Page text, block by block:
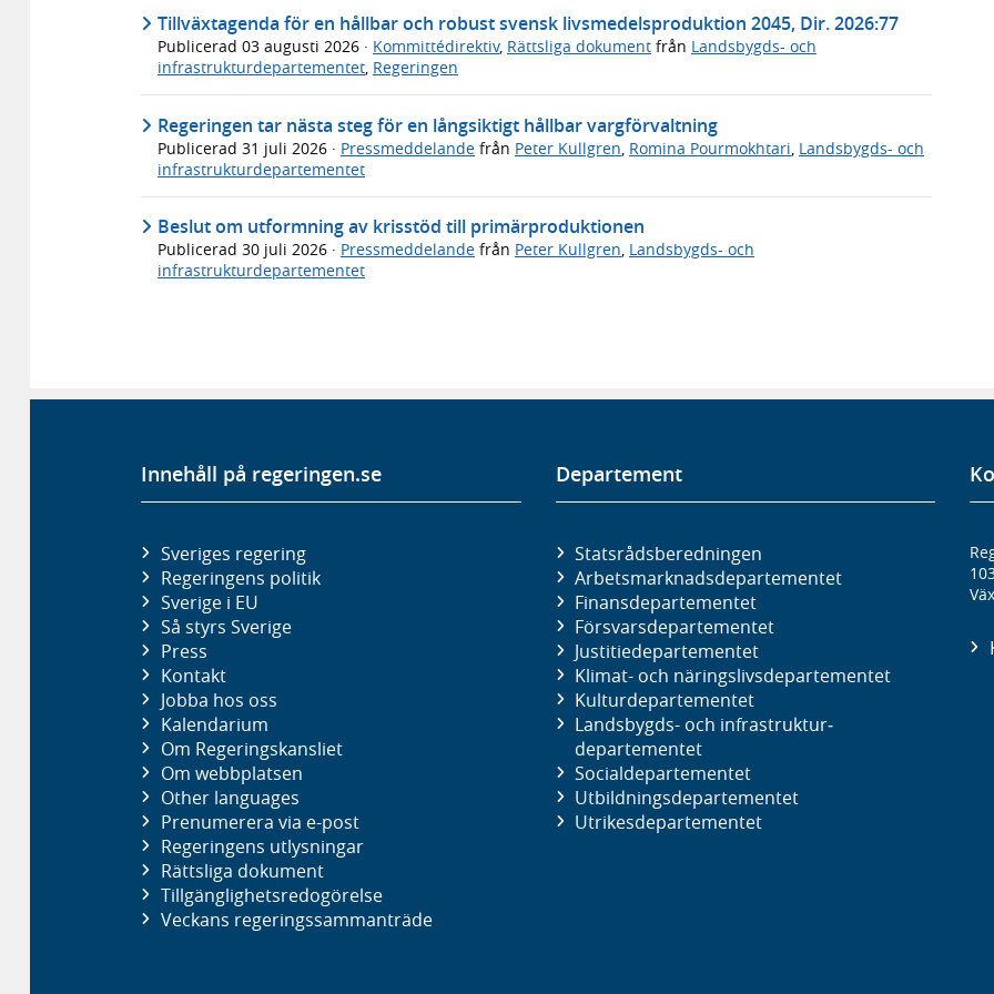
Tillväxtagenda för en hållbar och robust svensk livsmedelsproduktion 2045, Dir. 2026:77
Publicerad 03 augusti 2026 · Kommittédirektiv, Rättsliga dokument från Landsbygds- och
infrastrukturdepartementet, Regeringen
Regeringen tar nästa steg för en långsiktigt hållbar vargförvaltning
Publicerad 31 juli 2026 · Pressmeddelande från Peter Kullgren Romina Pourmokhtari Landsbygds- och
infrastrukturdepartementet
Beslut om utformning av krisstöd till primärproduktionen
Publicerad 30 juli 2026 · Pressmeddelande från Peter Kullgren, Landsbygds- och
infrastrukturdepartementet
Innehåll på regeringen.se
Sveriges regering
Regeringens politik
Sverige i EU
Så styrs Sverige
Press
Kontakt
Jobba hos oss
Kalendarium
Om Regeringskansliet
Om webbplatsen
Other languages
Prenumerera via e-post
Regeringens utlysningar
Rättsliga dokument
Tillgänglighetsredogörelse
Veckans regeringssammanträde
Departement
Statsrådsberedningen
Arbetsmarknads­departementet
Finans­departementet
Försvars­departementet
Justitie­departementet
Klimat- och näringslivs­departementet
Kultur­departementet
Landsbygds- och infrastruktur­
departementet
Social­departementet
Utbildnings­departementet
Utrikes­departementet